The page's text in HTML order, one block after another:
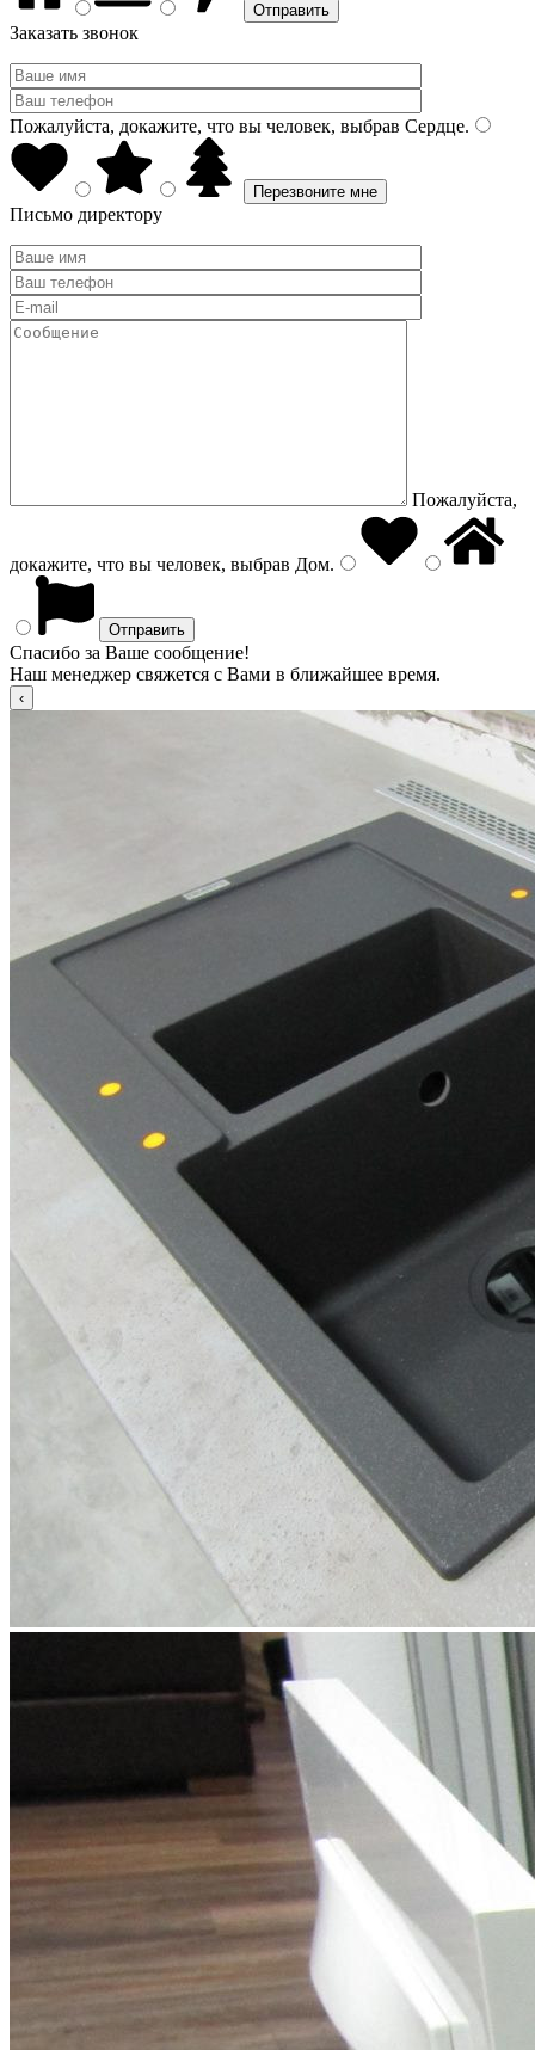
Заказать звонок
Пожалуйста, докажите, что вы человек, выбрав Сердце.
Письмо директору
Пожалуйста,
докажите, что вы человек, выбрав Дом.
Спасибо за Ваше сообщение!
Наш менеджер свяжется с Вами в ближайшее время.